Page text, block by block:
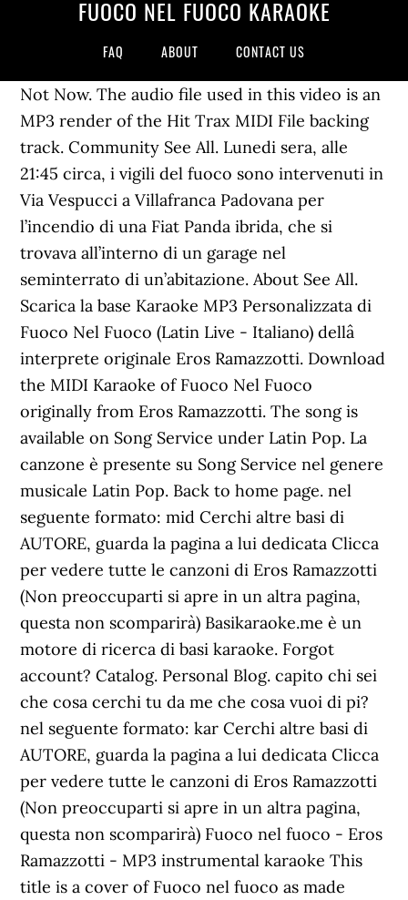
FUOCO NEL FUOCO KARAOKE
FAQ ABOUT CONTACT US
Not Now. The audio file used in this video is an
MP3 render of the Hit Trax MIDI File backing
track. Community See All. Lunedi sera, alle
21:45 circa, i vigili del fuoco sono intervenuti in
Via Vespucci a Villafranca Padovana per
l’incendio di una Fiat Panda ibrida, che si
trovava all’interno di un garage nel
seminterrato di un’abitazione. About See All.
Scarica la base Karaoke MP3 Personalizzata di
Fuoco Nel Fuoco (Latin Live - Italiano) dellâ
interprete originale Eros Ramazzotti. Download
the MIDI Karaoke of Fuoco Nel Fuoco
originally from Eros Ramazzotti. The song is
available on Song Service under Latin Pop. La
canzone è presente su Song Service nel genere
musicale Latin Pop. Back to home page. nel
seguente formato: mid Cerchi altre basi di
AUTORE, guarda la pagina a lui dedicata Clicca
per vedere tutte le canzoni di Eros Ramazzotti
(Non preoccuparti si apre in un altra pagina,
questa non scomparirà) Basikaraoke.me è un
motore di ricerca di basi karaoke. Forgot
account? Catalog. Personal Blog. capito chi sei
che cosa cerchi tu da me che cosa vuoi di pi?
nel seguente formato: kar Cerchi altre basi di
AUTORE, guarda la pagina a lui dedicata Clicca
per vedere tutte le canzoni di Eros Ramazzotti
(Non preoccuparti si apre in un altra pagina,
questa non scomparirà) Fuoco nel fuoco - Eros
Ramazzotti - MP3 instrumental karaoke This
title is a cover of Fuoco nel fuoco as made